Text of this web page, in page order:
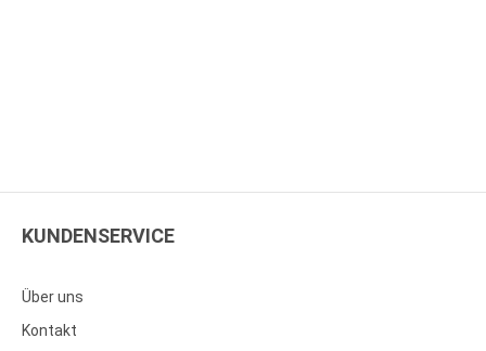
KUNDENSERVICE
Über uns
Kontakt